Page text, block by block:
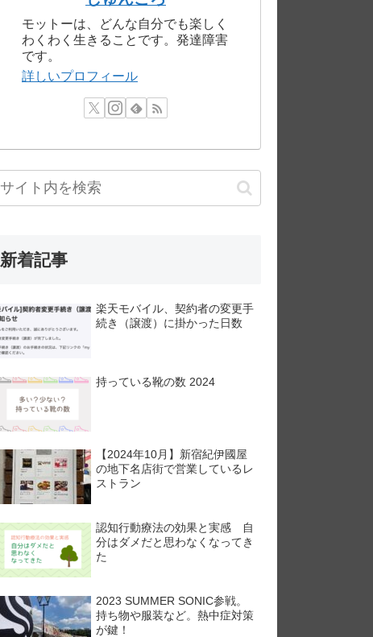
モットーは、どんな自分でも楽しく
わくわく生きることです。発達障害
です。
詳しいプロフィール
新着記事
楽天モバイル、契約者の変更手
続き（譲渡）に掛かった日数
持っている靴の数 2024
【2024年10月】新宿紀伊國屋
の地下名店街で営業しているレ
ストラン
認知行動療法の効果と実感 自
分はダメだと思わなくなってき
た
2023 SUMMER SONIC参戦。
持ち物や服装など。熱中症対策
が鍵！